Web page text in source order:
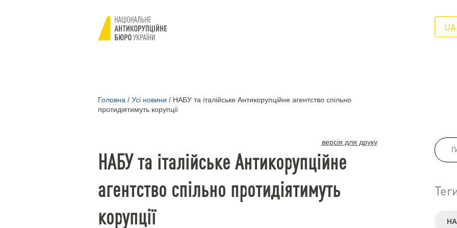
UA
Головна / Усі новини / НАБУ та італійське Антикорупційне агентство спільно
протидіятимуть корупції
версія для друку
НАБУ та італійське Антикорупційне
агентство спільно протидіятимуть
корупції